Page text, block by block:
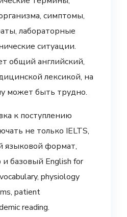
симптомы,
лабораторные
ситуации.
общий английский,
лексикой, на
может быть трудно.
к поступлению
не только IELTS,
языковой формат,
базовый English for
physiology
patient
reading.